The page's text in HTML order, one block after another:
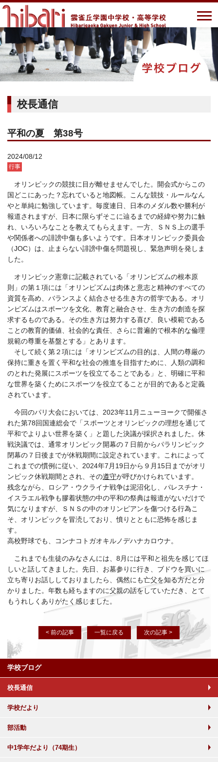
校長通信
平和の夏 第38号
2024/08/12
行事
オリンピックの競技に目が離せませんでした。開会式からこの
国どこにあった？忘れていると地図帳。こんな競技・ルールなん
やと単純に勉強しています。毎度連日、日本のメダル数や勝利が
報道されますが、日本に限らずそこに辿るまでの経緯や努力に触
れ、いろいろなことを教えてもらえます。一方、ＳＮＳ上の選手
や関係者への誹謗中傷も多いようです。
日本オリンピック委員会
（JOC）は、止まらない誹謗中傷を問題視し、緊急声明を発しま
した。
オリンピック憲章に記載されている「オリンピズムの根本原
則」の第１項には「オリンピズムは肉体と意志と精神のすべての
資質を高め、バランスよく結合させる生き方の哲学である。オリ
ンピズムはスポーツを文化、教育と融合させ、生き方の創造を探
求するものである。その生き方は努力する喜び、良い模範である
ことの教育的価値、社会的な責任、さらに普遍的で根本的な倫理
規範の尊重を基盤とする」とあります。
そして続く第２項には「オリンピズムの目的は、人間の尊厳の
保持に重きを置く平和な社会の推進を目指すために、人類の調和
のとれた発展にスポーツを役立てることである」と、明確に平和
な世界を築くためにスポーツを役立てることが目的であると定義
されています。
今回のパリ大会においては、2023年11月ニューヨークで開催さ
れた第78回国連総会で「スポーツとオリンピックの理想を通じて
平和でよりよい世界を築く」と題した決議が採択されました。休
戦決議では、通常オリンピック開幕の７日前からパラリンピック
閉幕の７日後までが休戦期間に設定されています。これによって
これまでの慣例に従い、2024年7月19日から９月15日までがオリ
ンピック休戦期間とされ、その遵守が呼びかけられています。
残念ながら、ロシア・ウクライナ戦争は泥沼化し、パレスチナ・
イスラエル戦争も膠着状態の中の平和の祭典は報道がないだけで
気になりますが、ＳＮＳの中のオリンピアンを傷つける行為こ
そ、オリンピックを冒涜しており、憤りとともに恐怖を感じま
す。
高校野球でも、コンナコトガオキルノデハナカロウナ。
これまでも生徒のみなさんには、8月には平和と祖先を感じてほ
しいと話してきました。先日、お墓参りに行き、ブドウを買いに
立ち寄りお話ししておりましたら、偶然にも亡父を知る方だと分
かりました。年数も経ちますのに父親の話をしていただき、とて
もうれしくありがたく感じました。
< 前の記事 一覧に戻る 次の記事 >
学校ブログ
校長通信
学校だより
部活動
中1学年だより（74期生）